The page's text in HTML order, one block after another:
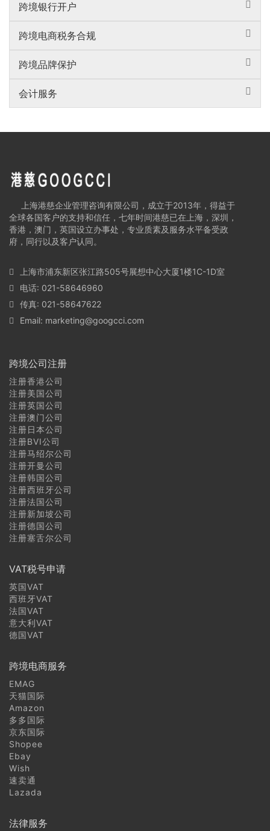
跨境银行开户
跨境电商税务合规
跨境品牌保护
会计服务
上海港慈企业管理咨询有限公司，成立于2013年，得益于
全球各国客户的支持和信任，七年时间港慈已在上海，深圳，
香港，澳门，英国设立办事处，专业质素及服务水平备受政
府，同行以及客户认同。
上海市浦东新区张江路505号展想中心大厦1楼1C-1D室
电话: 021-58646960
传真: 021-58647622
Email: marketing@googcci.com
跨境公司注册
注册香港公司
注册美国公司
注册英国公司
注册澳门公司
注册日本公司
注册BVI公司
注册马绍尔公司
注册开曼公司
注册韩国公司
注册西班牙公司
注册法国公司
注册新加坡公司
注册德国公司
注册塞舌尔公司
VAT税号申请
英国VAT
西班牙VAT
法国VAT
意大利VAT
德国VAT
跨境电商服务
EMAG
天猫国际
Amazon
多多国际
京东国际
Shopee
Ebay
Wish
速卖通
Lazada
法律服务